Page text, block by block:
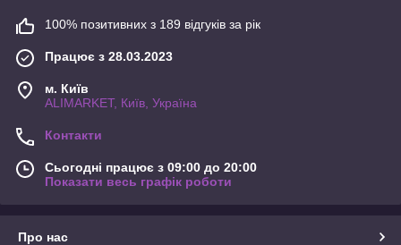
100% позитивних з 189 відгуків за рік
Працює з 28.03.2023
м. Київ
ALIMARKET, Київ, Україна
Контакти
Сьогодні працює з 09:00 до 20:00
Показати весь графік роботи
Про нас